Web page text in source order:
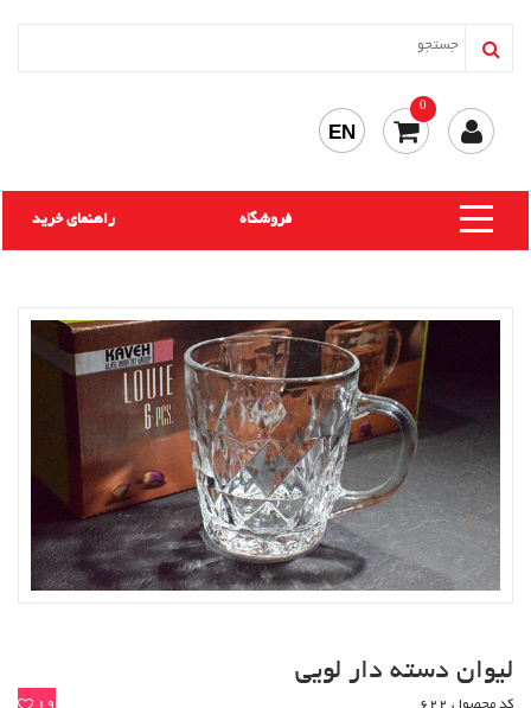
0
EN
راهنمای خرید فروشگاه
لیوان دسته دار لویی
19 کد محصول 622